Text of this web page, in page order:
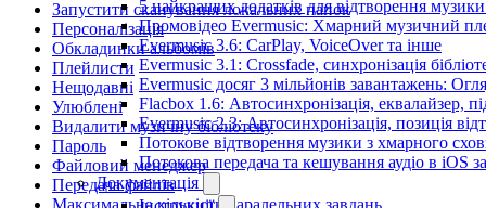
5 найкращих додатків для відтворення
Промовідео Evermusic: Хмарний музичний
Evermusic 3.6: CarPlay, VoiceOver та інше
Evermusic 3.1: Crossfade, синхронізація
Evermusic досяг 3 мільйонів завантажень:
Flacbox 1.6: Автосинхронізація, еквалайзер,
Evermusic 2.3: Автосинхронізація, позиція
Потокове відтворення музики з хмарного
Потокова передача та кешування аудіо в iOS
Документація
Запустити сканування локальних папок
Персоналізація
Обкладинки альбомів
Плейлисти
Нещодавні
Улюблені
Видалити музичну бібліотеку
Пароль
Файловий менеджер
Передача файлів
Максимальна кількість паралельних завдань